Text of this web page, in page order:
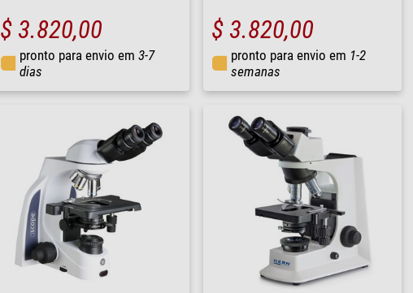
$ 3.820,00
pronto para envio em 3-7
dias
$ 3.820,00
pronto para envio em 1-2
semanas